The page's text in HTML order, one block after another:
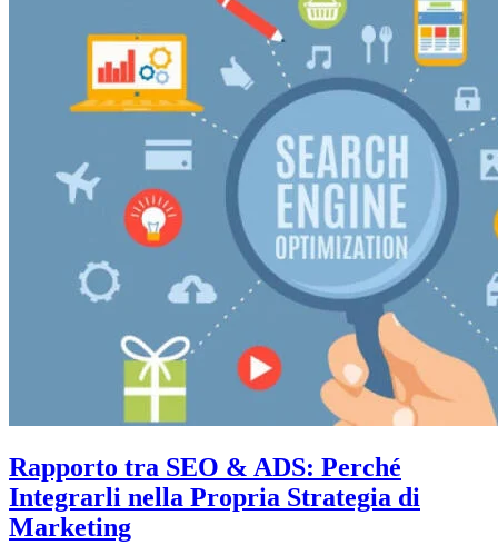
Rapporto tra SEO & ADS: Perché
Integrarli nella Propria Strategia di
Marketing